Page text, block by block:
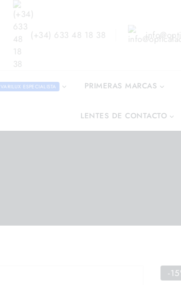
(+34) 633 48 18 38
VARILUX ESPECIALISTA PRIMERAS MARCAS
LENTES DE CONTACTO
-